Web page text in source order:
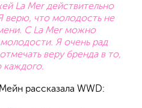
La Mer действительно
верю, что молодость не
С La Mer можно
Я очень рад
веру бренда в то,
каждого.
рассказала WWD: